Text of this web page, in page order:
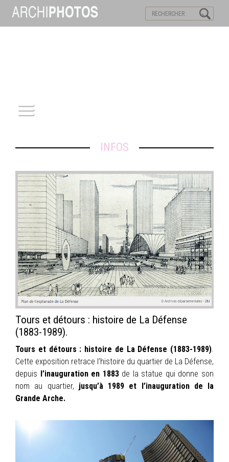
PATRIMOINE
REPORTAGE
INFOS
PORTFOLIO
CONTACT
INFOS
Tours et détours : histoire de La Défense
(1883-1989).
Tours et détours : histoire de La Défense (1883-1989)
Cette exposition retrace l’histoire du quartier de La Défense,
depuis l’inauguration en 1883de la statue qui donne son
nom au quartier, jusqu’à 1989 et l’inauguration de la
Grande Arche.